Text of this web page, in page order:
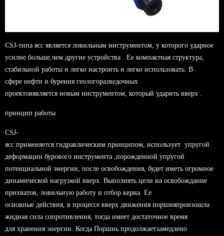
CSJ-типа ясс является ловильным инструментом, у которого ударное
усилие больше,чем другие устройства . Ее компактная структура,
стабильной работы и легко настроить и легко использовать. В
сфере нефти и бурения геологоразведочных
проектовявляется новым инструментом, который ударить вверх .
принцип работы
CSJ-
ясс применяется гидравлическим принципом, использует упругой
деформации бурового инструмента ,порожденной упругой
потенциальной энергии, после освобождения, будет иметь огромное
динамической нагрузкой вверх. Выполнять цели на освобождание
прихватов, ловильную работу и отбор керна. Ее
основные действия, в процессе вверх движения поршняпроизошла
жидная сила сопротивления, тогда имеет достаточное время
для хранения энергии. Когда Поршнь продолжаетзамедлено